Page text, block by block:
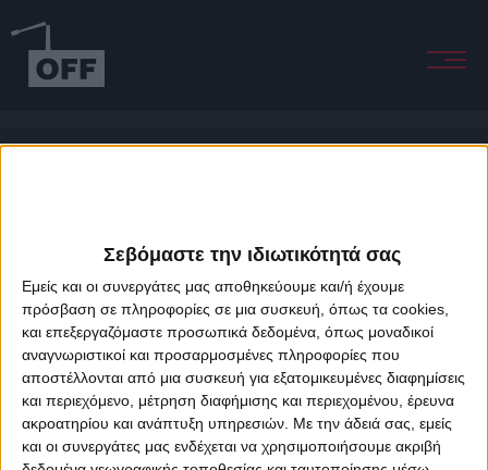
Σεβόμαστε την ιδιωτικότητά σας
Εμείς και οι συνεργάτες μας αποθηκεύουμε και/ή έχουμε
πρόσβαση σε πληροφορίες σε μια συσκευή, όπως τα cookies,
και επεξεργαζόμαστε προσωπικά δεδομένα, όπως μοναδικοί
αναγνωριστικοί και προσαρμοσμένες πληροφορίες που
αποστέλλονται από μια συσκευή για εξατομικευμένες διαφημίσεις
και περιεχόμενο, μέτρηση διαφήμισης και περιεχομένου, έρευνα
ακροατηρίου και ανάπτυξη υπηρεσιών. Με την άδειά σας, εμείς
και οι συνεργάτες μας ενδέχεται να χρησιμοποιήσουμε ακριβή
About Offradio Business Class Terms & Conditions
Privacy Policy
Designed & developed byporcupine colors&Fotis Alexandrou